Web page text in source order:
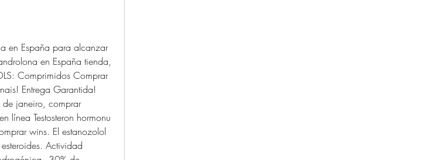
en España para alcanzar
en España tienda,
Comprimidos Comprar
Entrega Garantida!
de janeiro, comprar
línea Testosteron hormonu
wins. El estanozolol
Actividad